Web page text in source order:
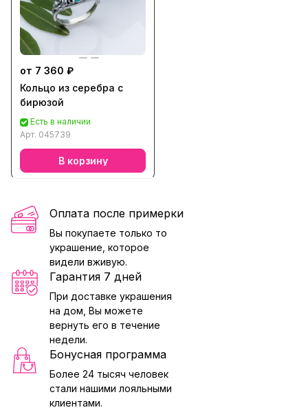
от 7 360 ₽
Кольцо из серебра с
бирюзой
Есть в наличии
Арт. 045739
В корзину
Оплата после примерки
Вы покупаете только то
украшение, которое
видели вживую.
Гарантия 7 дней
При доставке украшения
на дом, Вы можете
вернуть его в течение
недели.
Бонусная программа
Более 24 тысяч человек
стали нашими лояльными
клиентами.